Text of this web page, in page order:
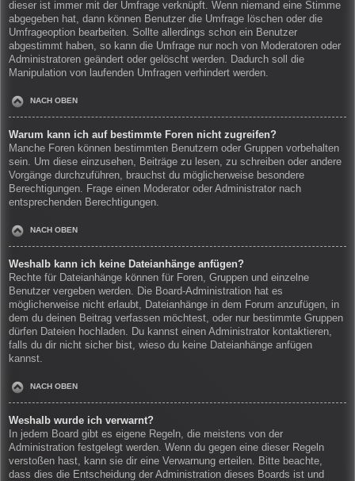
dieser ist immer mit der Umfrage verknüpft. Wenn niemand eine Stimme
abgegeben hat, dann können Benutzer die Umfrage löschen oder die
Umfrageoption bearbeiten. Sollte allerdings schon ein Benutzer
abgestimmt haben, so kann die Umfrage nur noch von Moderatoren oder
Administratoren geändert oder gelöscht werden. Dadurch soll die
Manipulation von laufenden Umfragen verhindert werden.
NACH OBEN
Warum kann ich auf bestimmte Foren nicht zugreifen?
Manche Foren können bestimmten Benutzern oder Gruppen vorbehalten
sein. Um diese einzusehen, Beiträge zu lesen, zu schreiben oder andere
Vorgänge durchzuführen, brauchst du möglicherweise besondere
Berechtigungen. Frage einen Moderator oder Administrator nach
entsprechenden Berechtigungen.
NACH OBEN
Weshalb kann ich keine Dateianhänge anfügen?
Rechte für Dateianhänge können für Foren, Gruppen und einzelne
Benutzer vergeben werden. Die Board-Administration hat es
möglicherweise nicht erlaubt, Dateianhänge in dem Forum anzufügen, in
dem du deinen Beitrag verfassen möchtest, oder nur bestimmte Gruppen
dürfen Dateien hochladen. Du kannst einen Administrator kontaktieren,
falls du dir nicht sicher bist, wieso du keine Dateianhänge anfügen
kannst.
NACH OBEN
Weshalb wurde ich verwarnt?
In jedem Board gibt es eigene Regeln, die meistens von der
Administration festgelegt werden. Wenn du gegen eine dieser Regeln
verstoßen hast, kann sie dir eine Verwarnung erteilen. Bitte beachte,
dass dies die Entscheidung der Administration dieses Boards ist und